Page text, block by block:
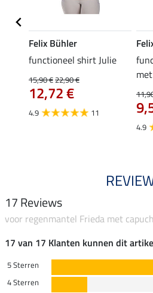
Felix Bühler
functioneel shirt Julie
15,90 €22,90 €
12,72 €
4.9 11
4.9
17 Reviews
voor regenmantel Frieda met
17 van 17 Klanten kunnen dit
5 Sterren
4 Sterren